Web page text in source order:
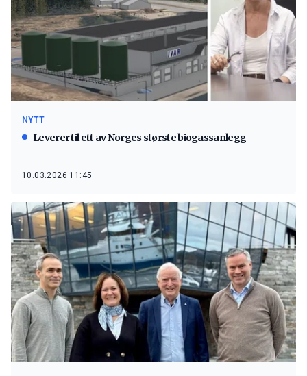
NYTT
Leverer til ett av Norges største biogassanlegg
10.03.2026 11:45